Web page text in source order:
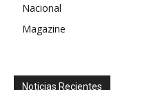
Nacional
Magazine
Noticias Recientes